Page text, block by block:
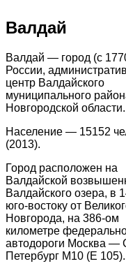
Валдай
Валдай — город (с
России,
центр Валдайского
муниципального
Новгородской области.
Население — 15152
(2013).
Город расположен на
Валдайской
Валдайского озера, в
юго-востоку от
Новгорода, на 386-ом
километре
автодороги Москва —
Петербург М10 (E 105).